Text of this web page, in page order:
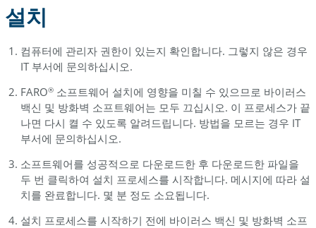
설치
컴퓨터에 관리자 권한이 있는지 확인합니다. 그렇지 않은 경우
IT 부서에 문의하십시오.
FARO®소프트웨어 설치에 영향을 미칠 수 있으므로 바이러스
백신 및 방화벽 소프트웨어는 모두 끄십시오. 이 프로세스가 끝
나면 다시 켤 수 있도록 알려드립니다. 방법을 모르는 경우 IT
부서에 문의하십시오.
소프트웨어를 성공적으로 다운로드한 후 다운로드한 파일을
두 번 클릭하여 설치 프로세스를 시작합니다. 메시지에 따라 설
치를 완료합니다. 몇 분 정도 소요됩니다.
설치 프로세스를 시작하기 전에 바이러스 백신 및 방화벽 소프